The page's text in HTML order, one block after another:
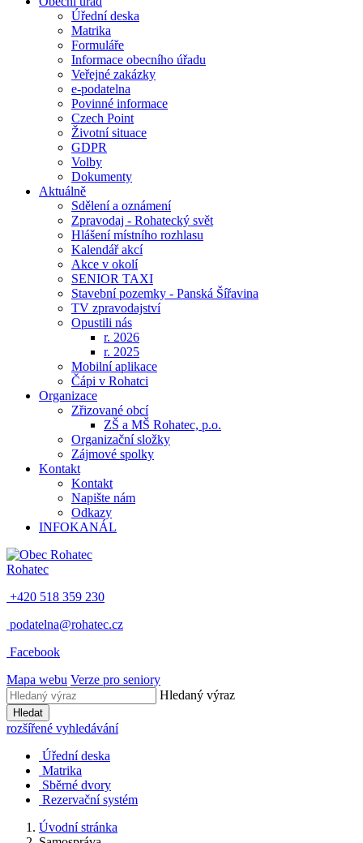
Úřední deska
Matrika
Formuláře
Informace obecního úřadu
Veřejné zakázky
e-podatelna
Povinné informace
Czech Point
Životní situace
GDPR
Volby
Dokumenty
Aktuálně
Sdělení a oznámení
Zpravodaj - Rohatecký svět
Hlášení místního rozhlasu
Kalendář akcí
Akce v okolí
SENIOR TAXI
Stavební pozemky - Panská Šířavina
TV zpravodajství
Opustili nás
r. 2026
r. 2025
Mobilní aplikace
Čápi v Rohatci
Organizace
Zřizované obcí
ZŠ a MŠ Rohatec, p.o.
Organizační složky
Zájmové spolky
Kontakt
Kontakt
Napište nám
Odkazy
INFOKANÁL
Rohatec
+420 518 359 230
podatelna@rohatec.cz
Facebook
Mapa webu Verze pro seniory
Hledaný výraz
Hledat
rozšířené vyhledávání
Úřední deska
Matrika
Sběrné dvory
Rezervační systém
Úvodní stránka